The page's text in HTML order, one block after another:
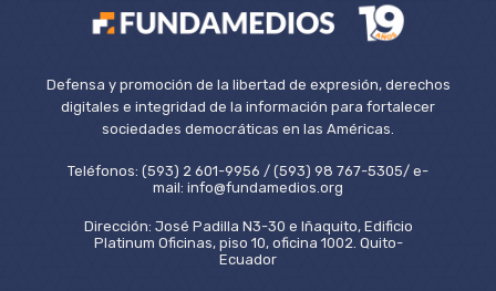
Defensa y promoción de la libertad de expresión, derechos
digitales e integridad de la información para fortalecer
sociedades democráticas en las Américas.
Teléfonos: (593) 2 601-9956 / (593) 98 767-5305/ e-
mail: info@fundamedios.org
Dirección: José Padilla N3-30 e Iñaquito, Edificio
Platinum Oficinas, piso 10, oficina 1002. Quito-
Ecuador